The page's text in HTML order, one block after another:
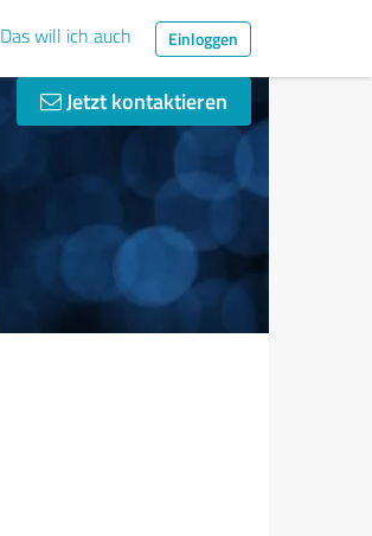
Das will ich auch Einloggen
Jetzt kontaktieren